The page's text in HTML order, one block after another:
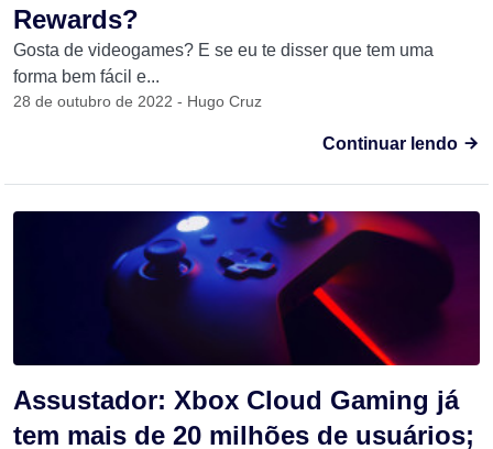
Rewards?
Gosta de videogames? E se eu te disser que tem uma
forma bem fácil e...
28 de outubro de 2022 - Hugo Cruz
Continuar lendo
Assustador: Xbox Cloud Gaming já
tem mais de 20 milhões de usuários;